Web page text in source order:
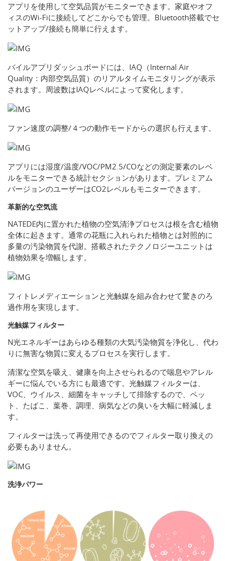
アプリを使用して空気品質がモニターできます。家庭やオフ
ィスのWi-Fiに接続してどこからでも管理。Bluetooth搭載でセ
ットアップ/接続も簡単に行えます。
バイルアプリダッシュボードには、IAQ（Internal Air
Quality：内部空気品質）のリアルタイムモニタリングが表示
されます。周波数はIAQレベルによって変化します。
ファン速度の調整/４つの動作モードからの選択も行えます。
アプリには湿度/温度/VOC/PM2.5/COなどの測定要素のレベ
ルをモニターできる統計セクションがあります。プレミアム
バージョンのユーザーはCO2レベルもモニターできます。
革新的な空気流
NATEDE内に置かれた植物の空気清浄プロセスは根を含む植物
全体に起きます。通常の花瓶に入れられた植物とは対照的に
多量の汚染物質を代謝。搭載されたテクノロジーユニットは
植物効果を増幅します。
フィトレメディエーションと光触媒を組み合わせて驚きのろ
過作用を実現します。
光触媒フィルター
N光エネルギーはあらゆる種類の大気汚染物質を浄化し、代わ
りに無害な物質に変えるプロセスを実行します。
清潔な空気を吸え、健康を向上させられるので喘息やアレル
ギーに悩んでいる方にも最適です。光触媒フィルターは、
VOC、ウイルス、細菌をキャッチして排除するので、ペッ
ト、たばこ、葉巻、調理、病気などの臭いを大幅に軽減しま
す。
フィルターは洗って再使用できるのでフィルター取り換えの
必要もありません。
洗浄パワー